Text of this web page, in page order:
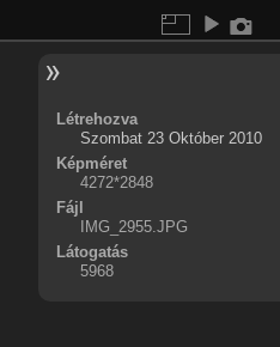
Létrehozva
Szombat 23 Október 2010
Képméret
4272*2848
Fájl
IMG_2955.JPG
Látogatás
5968